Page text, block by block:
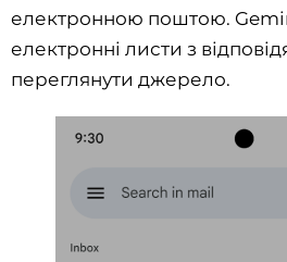
електронною поштою.
електронні листи з
переглянути джерело.